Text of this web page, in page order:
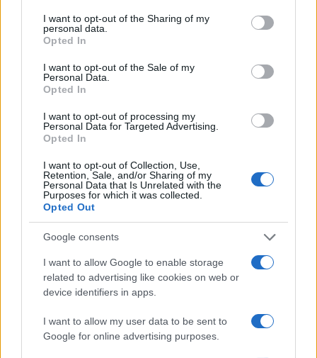
not limited to your visit or usage behaviour. You may click to
grant or deny consent to Google and its third-party tags to
use your data for below specified purposes in below Google
consent section.
I want to opt-out of the Sharing of my
personal data.
Opted In
I want to opt-out of the Sale of my
Personal Data.
Opted In
I want to opt-out of processing my
Personal Data for Targeted Advertising.
Opted In
I want to opt-out of Collection, Use,
Retention, Sale, and/or Sharing of my
Personal Data that Is Unrelated with the
Purposes for which it was collected.
Opted Out
Google consents
I want to allow Google to enable storage
related to advertising like cookies on web or
device identifiers in apps.
I want to allow my user data to be sent to
Google for online advertising purposes.
EUROPA
Descubre los refranes españoles más útiles para